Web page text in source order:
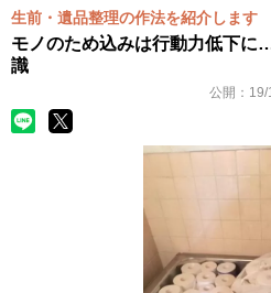
生前・遺品整理の作法を紹介します
モノのため込みは行動力低下に
識
公開： 19/